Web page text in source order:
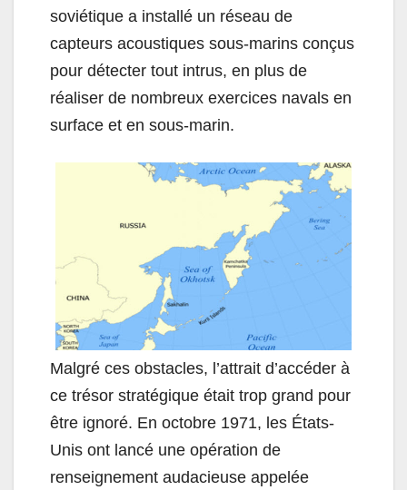
soviétique a installé un réseau de
capteurs acoustiques sous-marins conçus
pour détecter tout intrus, en plus de
réaliser de nombreux exercices navals en
surface et en sous-marin.
Malgré ces obstacles, l’attrait d’accéder à
ce trésor stratégique était trop grand pour
être ignoré. En octobre 1971, les États-
Unis ont lancé une opération de
renseignement audacieuse appelée